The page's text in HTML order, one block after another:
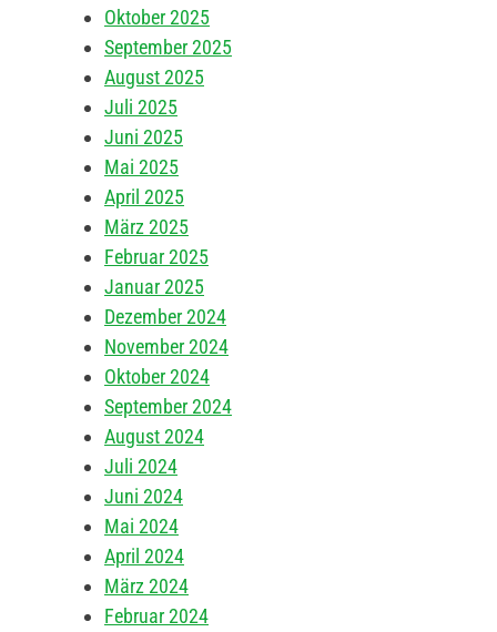
Oktober 2025
September 2025
August 2025
Juli 2025
Juni 2025
Mai 2025
April 2025
März 2025
Februar 2025
Januar 2025
Dezember 2024
November 2024
Oktober 2024
September 2024
August 2024
Juli 2024
Juni 2024
Mai 2024
April 2024
März 2024
Februar 2024